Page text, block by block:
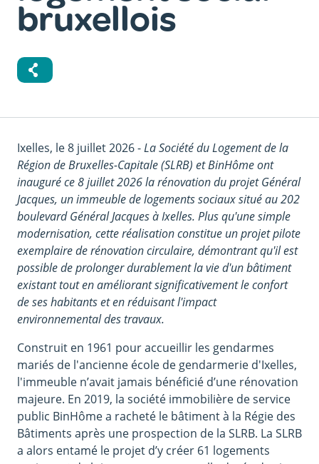
bruxellois
Corps
du
texte
Ixelles, le 8 juillet 2026 -La Société du Logement de la
Région de Bruxelles-Capitale (SLRB) et BinHôme ont
inauguré ce 8 juillet 2026 la rénovation du projet Général
Jacques, un immeuble de logements sociaux situé au 202
boulevard Général Jacques à Ixelles. Plus qu'une simple
modernisation, cette réalisation constitue un projet pilote
exemplaire de rénovation circulaire, démontrant qu'il est
possible de prolonger durablement la vie d'un bâtiment
existant tout en améliorant significativement le confort
de ses habitants et en réduisant l'impact
environnemental des travaux.
Construit en 1961 pour accueillir les gendarmes
mariés de l'ancienne école de gendarmerie d'Ixelles,
l'immeuble n’avait jamais bénéficié d’une rénovation
majeure. En 2019, la société immobilière de service
public BinHôme a racheté le bâtiment à la Régie des
Bâtiments après une prospection de la SLRB. La SLRB
a alors entamé le projet d’y créer 61 logements